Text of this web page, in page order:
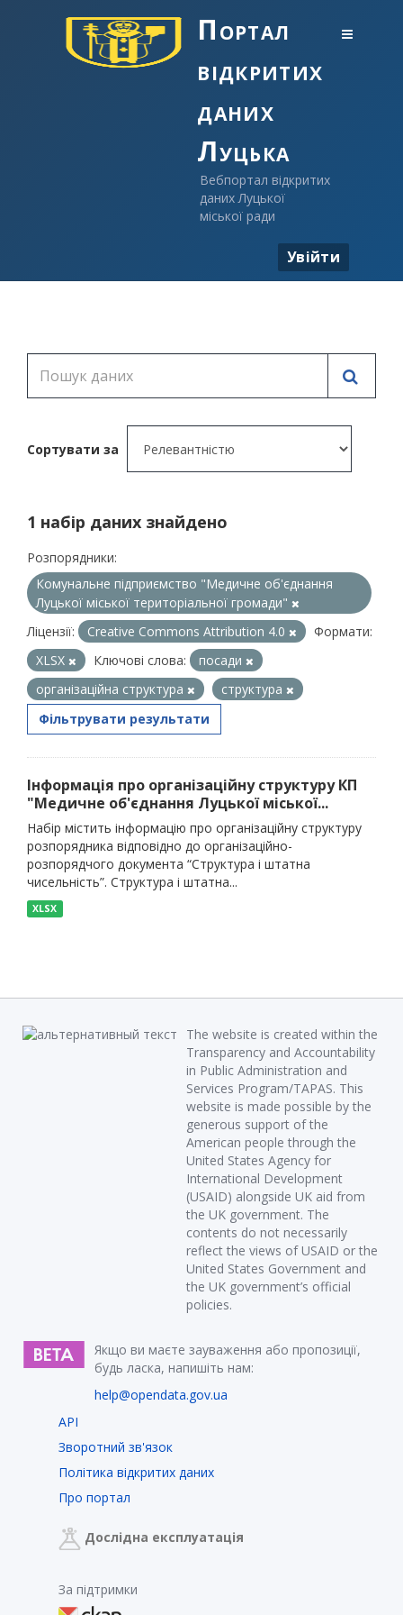
Портал
відкритих
даних
Луцька
Вебпортал відкритих
даних Луцької
міської ради
Увійти
Сортувати за
1 набір даних знайдено
Розпорядники:
Комунальне підприємство "Медичне об'єднання
Луцької міської територіальної громади"
Ліцензії:
Creative Commons Attribution 4.0
Формати:
XLSX
Ключові слова:
посади
організаційна структура
структура
Фільтрувати результати
Інформація про організаційну структуру КП
"Медичне об'єднання Луцької міської...
Набір містить інформацію про організаційну структуру
розпорядника відповідно до організаційно-
розпорядчого документа “Структура і штатна
чисельність”. Структура і штатна...
XLSX
The website is created within the
Transparency and Accountability
in Public Administration and
Services Program/TAPAS. This
website is made possible by the
generous support of the
American people through the
United States Agency for
International Development
(USAID) alongside UK aid from
the UK government. The
contents do not necessarily
reflect the views of USAID or the
United States Government and
the UK government’s official
policies.
Якщо ви маєте зауваження або пропозиції,
будь ласка, напишіть нам:
help@opendata.gov.ua
API
Зворотний зв'язок
Політика відкритих даних
Про портал
Дослідна експлуатація
За підтримки